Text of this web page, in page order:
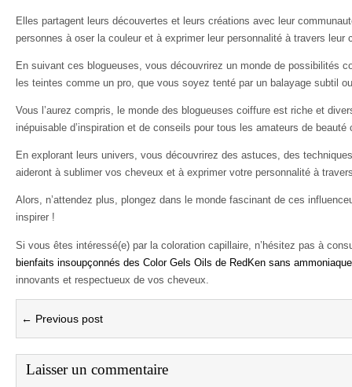
Elles partagent leurs découvertes et leurs créations avec leur
personnes à oser la couleur et à exprimer leur personnalité à travers leur
En suivant ces blogueuses, vous découvrirez un monde de possibilités
les teintes comme un pro, que vous soyez tenté par un balayage subtil
Vous l’aurez compris, le monde des blogueuses coiffure est riche et
inépuisable d’inspiration et de conseils pour tous les amateurs de beauté
En explorant leurs univers, vous découvrirez des astuces, des
aideront à sublimer vos cheveux et à exprimer votre personnalité à
Alors, n’attendez plus, plongez dans le monde fascinant de ces
inspirer !
Si vous êtes intéressé(e) par la coloration capillaire, n’hésitez pas à
bienfaits insoupçonnés des Color Gels Oils de RedKen sans ammoniaque
innovants et respectueux de vos cheveux.
← Previous post
Laisser un commentaire